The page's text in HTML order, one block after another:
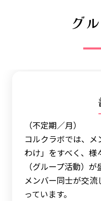
グ
（不定期／月）
コルクラボでは、
わけ」をすべく、
（グループ活動）が
メンバー同士が交
っています。